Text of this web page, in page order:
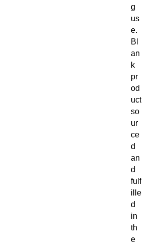
g
us
e.
Bl
an
k
pr
od
uct
so
ur
ce
d
an
d
fulf
ille
d
in
th
e